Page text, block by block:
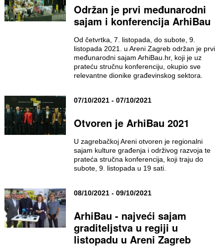
Održan je prvi međunarodni
sajam i konferencija ArhiBau
Od četvrtka, 7. listopada, do subote, 9.
listopada 2021. u Areni Zagreb održan je prvi
međunarodni sajam ArhiBau.hr, koji je uz
prateću stručnu konferenciju, okupio sve
relevantne dionike građevinskog sektora.
07/10/2021 - 07/10/2021
Otvoren je ArhiBau 2021
U zagrebačkoj Areni otvoren je regionalni
sajam kulture građenja i održivog razvoja te
prateća stručna konferencija, koji traju do
subote, 9. listopada u 19 sati.
08/10/2021 - 09/10/2021
ArhiBau - najveći sajam
graditeljstva u regiji u
listopadu u Areni Zagreb